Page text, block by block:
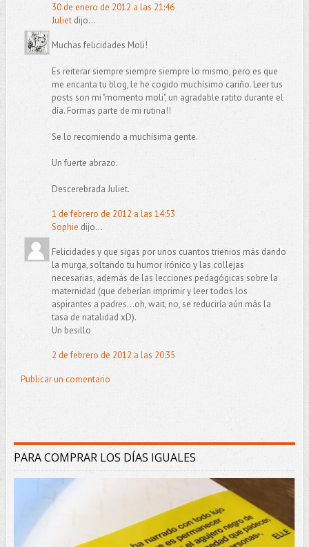
30 de enero de 2012 a las 21:46
Julietdijo...
Muchas felicidades Moli!
Es reiterar siempre siempre siempre lo mismo, pero es que
me encanta tu blog, le he cogido muchísimo cariño. Leer tus
posts son mi "momento moli", un agradable ratito durante el
día. Formas parte de mi rutina!!
Se lo recomiendo a muchísima gente.
Un fuerte abrazo.
Descerebrada Juliet.
1 de febrero de 2012 a las 14:53
Sophie dijo...
Felicidades y que sigas por unos cuantos trienios más dando
la murga, soltando tu humor irónico y las collejas
necesarias, además de las lecciones pedagógicas sobre la
maternidad (que deberían imprimir y leer todos los
aspirantes a padres...oh, wait, no, se reduciría aún más la
tasa de natalidad xD).
Un besillo
2 de febrero de 2012 a las 20:35
Publicar un comentario
PARA COMPRAR LOS DÍAS IGUALES